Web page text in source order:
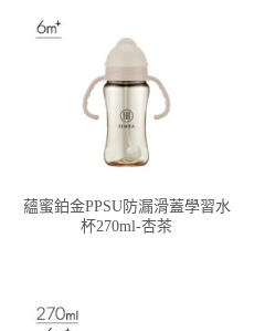
蘊蜜鉑金PPSU防漏滑蓋學習水
杯270ml-杏茶